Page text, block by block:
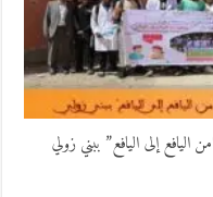
إلى اليافع” ببني زولي